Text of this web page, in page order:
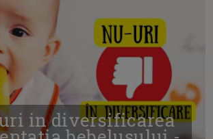
uri in diversificarea